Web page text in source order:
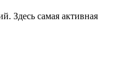
. Здесь самая активная